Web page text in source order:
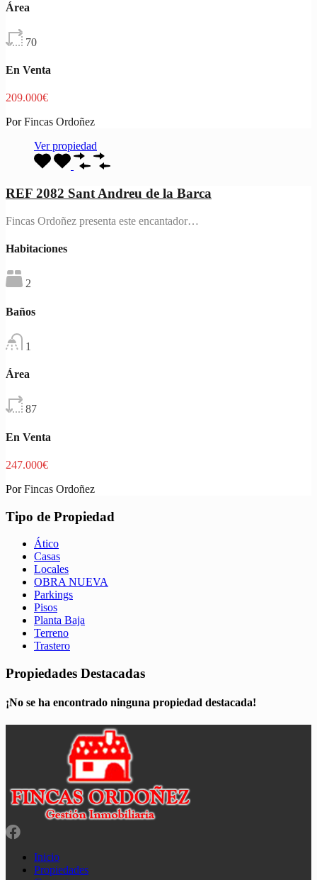
Área
70
En Venta
209.000€
PorFincas Ordoñez
Ver propiedad
REF 2082 Sant Andreu de la Barca
Fincas Ordoñez presenta este encantador…
Habitaciones
2
Baños
1
Área
87
En Venta
247.000€
PorFincas Ordoñez
Tipo de Propiedad
Ático
Casas
Locales
OBRA NUEVA
Parkings
Pisos
Planta Baja
Terreno
Trastero
Propiedades Destacadas
¡No se ha encontrado ninguna propiedad destacada!
Inicio
Propiedades